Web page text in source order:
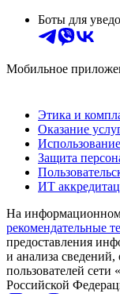
Боты для
Мобильное
Этика и
Оказание
Защита
ИТ
На информационном
рекомендательные
предоставления
и анализа
пользователей
Российской